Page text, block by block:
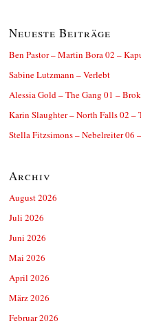
Neueste Beiträge
Ben Pastor – Martin Bora 02 –
Sabine Lutzmann – Verlebt
Alessia Gold – The Gang 01 –
Karin Slaughter – North Falls 02 –
Stella Fitzsimons – Nebelreiter 06
Archiv
August 2026
Juli 2026
Juni 2026
Mai 2026
April 2026
März 2026
Februar 2026